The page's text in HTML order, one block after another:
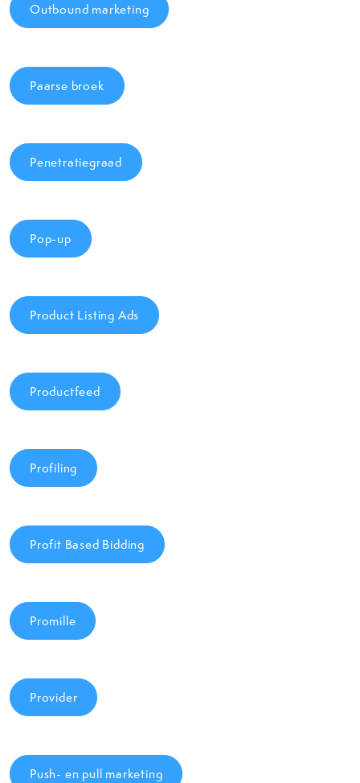
Outbound marketing
Paarse broek
Penetratiegraad
Pop-up
Product Listing Ads
Productfeed
Profiling
Profit Based Bidding
Promille
Provider
Push- en pull marketing